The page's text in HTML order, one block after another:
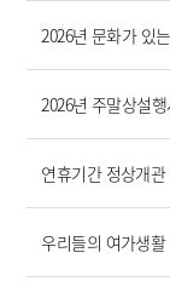
2026년 문화가 있
2026년 주말상설
연휴기간 정상개
우리들의 여가생